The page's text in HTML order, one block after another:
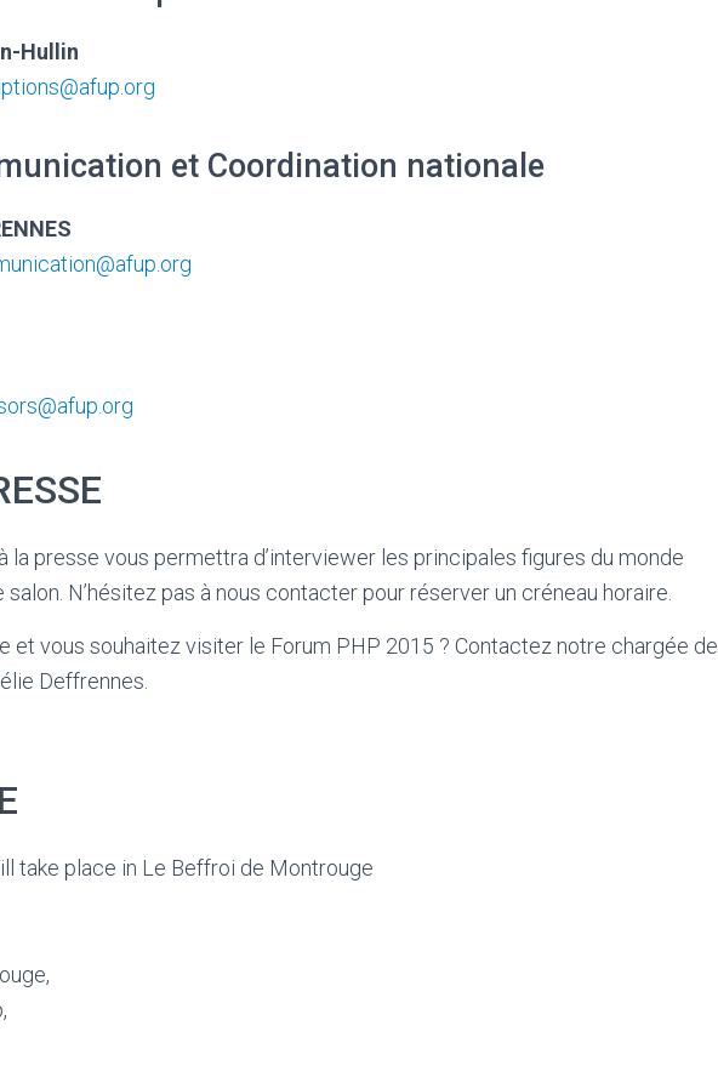
Hullin
et Coordination nationale
la presse vous permettra d’interviewer les principales figures du monde
N’hésitez pas à nous contacter pour réserver un créneau horaire.
et vous souhaitez visiter le Forum PHP 2015 ? Contactez notre chargée de
Deffrennes.
take place in Le Beffroi de Montrouge